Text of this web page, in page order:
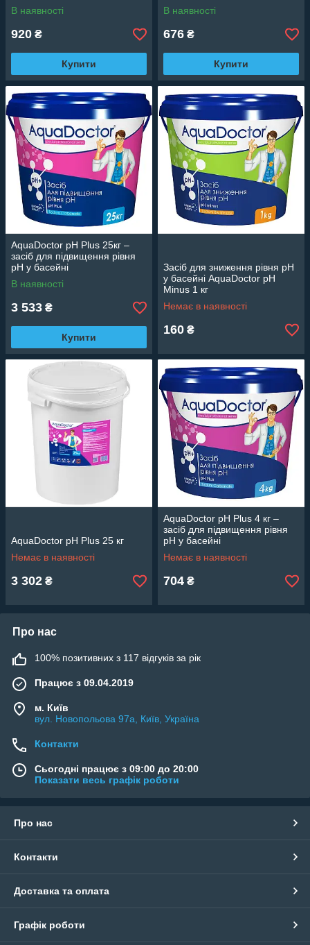
В наявності
920 ₴
Купити
В наявності
676 ₴
Купити
AquaDoctor pH Plus 25кг –
засіб для підвищення рівня
pH у басейні
В наявності
3 533 ₴
Купити
Засіб для зниження рівня pH
у басейні AquaDoctor pH
Minus 1 кг
Немає в наявності
160 ₴
AquaDoctor pH Plus 25 кг
Немає в наявності
3 302 ₴
AquaDoctor pH Plus 4 кг –
засіб для підвищення рівня
pH у басейні
Немає в наявності
704 ₴
Про нас
100% позитивних з 117 відгуків за рік
Працює з 09.04.2019
м. Київ
вул. Новопольова 97а, Київ, Україна
Контакти
Сьогодні працює з 09:00 до 20:00
Показати весь графік роботи
Про нас
Контакти
Доставка та оплата
Графік роботи